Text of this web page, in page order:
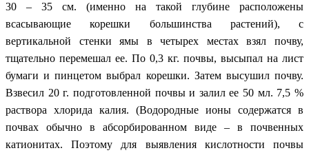
30 – 35 см. (именно на такой глубине расположены
всасывающие корешки большинства растений), с
вертикальной стенки ямы в четырех местах взял почву,
тщательно перемешал ее. По 0,3 кг. почвы, высыпал на лист
бумаги и пинцетом выбрал корешки. Затем высушил почву.
Взвесил 20 г. подготовленной почвы и залил ее 50 мл. 7,5 %
раствора хлорида калия. (Водородные ионы содержатся в
почвах обычно в абсорбированном виде – в почвенных
катионитах. Поэтому для выявления кислотности почвы